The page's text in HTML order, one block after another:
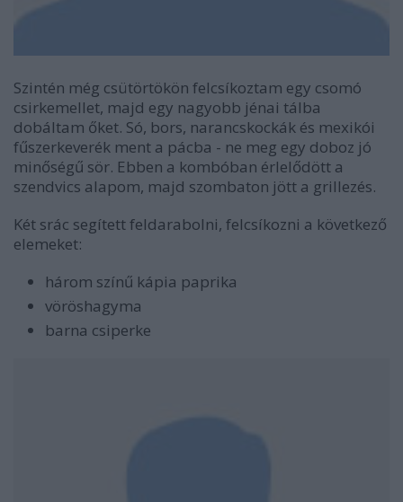
Szintén még csütörtökön felcsíkoztam egy csomó
csirkemellet, majd egy nagyobb jénai tálba
dobáltam őket. Só, bors, narancskockák és mexikói
fűszerkeverék ment a pácba - ne meg egy doboz jó
minőségű sör. Ebben a kombóban érlelődött a
szendvics alapom, majd szombaton jött a grillezés.
Két srác segített feldarabolni, felcsíkozni a következő
elemeket:
három színű kápia paprika
vöröshagyma
barna csiperke